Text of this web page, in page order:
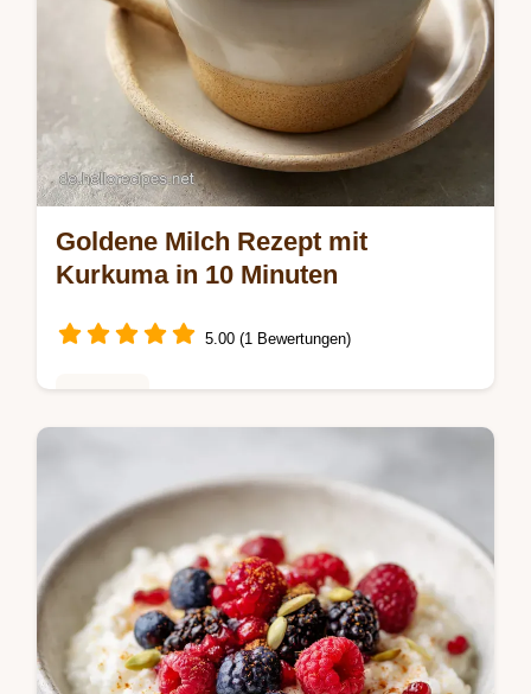
Goldene Milch Rezept mit
Kurkuma in 10 Minuten
5.00 (1 Bewertungen)
machen kannst. Unser Rezeptgoldene milch
bietet eine Schritt-für-Schritt-Anleitung für
das perfekte Kurkuma-Getränk.